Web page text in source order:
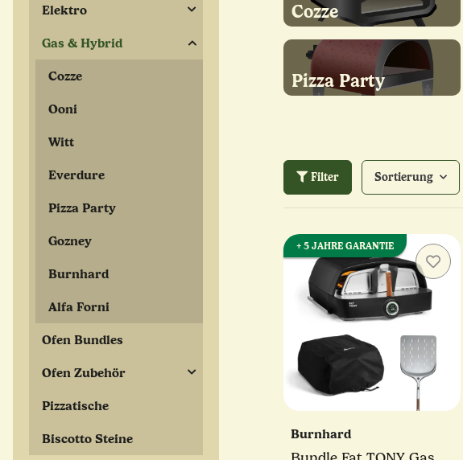
Cozze
Pizza Party
Filter Sortierung
+ 5 JAHRE GARANTIE
Burnhard
Elektro
Gas & Hybrid
Cozze
Ooni
Witt
Everdure
Pizza Party
Gozney
Burnhard
Alfa Forni
Ofen Bundles
Ofen Zubehör
Pizzatische
Biscotto Steine